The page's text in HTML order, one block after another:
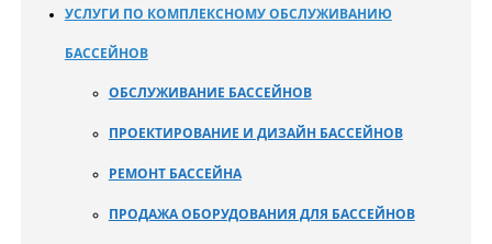
УСЛУГИ ПО КОМПЛЕКСНОМУ ОБСЛУЖИВАНИЮ
БАССЕЙНОВ
ОБСЛУЖИВАНИЕ БАССЕЙНОВ
ПРОЕКТИРОВАНИЕ И ДИЗАЙН БАССЕЙНОВ
РЕМОНТ БАССЕЙНА
ПРОДАЖА ОБОРУДОВАНИЯ ДЛЯ БАССЕЙНОВ